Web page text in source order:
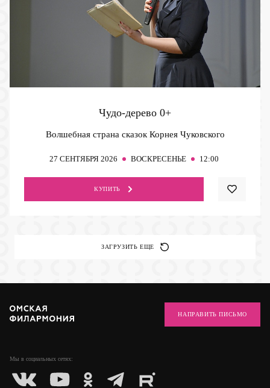
Чудо-дерево 0+
Волшебная страна сказок Корнея Чуковского
27 СЕНТЯБРЯ 2026 ВОСКРЕСЕНЬЕ 12:00
КУПИТЬ
ЗАГРУЗИТЬ ЕЩЕ
Мы в социальных сетях:
НАПРАВИТЬ ПИСЬМО